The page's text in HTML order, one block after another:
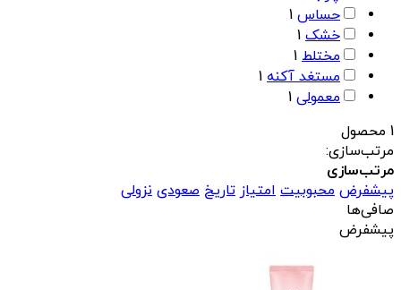
حساس 1
خشک 1
مختلط 1
مستغد آکنه 1
معمولی 1
1 محصول
مرتب‌سازی:
مرتب‌سازی
پیشفرض محبوبیت امتیاز تاریخ صعودی نزولی
صافی‌ها
پیشفرض